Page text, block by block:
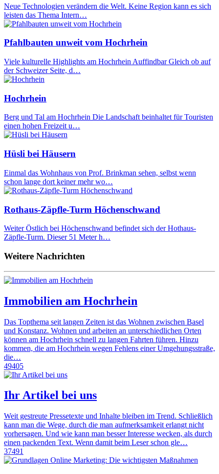
Neue Technologien verändern die Welt. Keine Region kann es sich
leisten das Thema Intern…
Pfahlbauten unweit vom Hochrhein
Viele kulturelle Highlights am Hochrhein Auffindbar Gleich ob auf
der Schweizer Seite, d…
Hochrhein
Berg und Tal am Hochrhein Die Landschaft beinhaltet für Touristen
einen hohen Freizeit u…
Hüsli bei Häusern
Einmal das Wohnhaus von Prof. Brinkman sehen, selbst wenn
schon lange dort keiner mehr wo…
Rothaus-Zäpfle-Turm Höchenschwand
Weiter Östlich bei Höchenschwand befindet sich der Hothaus-
Zäpfle-Turm. Dieser 51 Meter h…
Weitere Nachrichten
Immobilien am Hochrhein
Das Topthema seit langen Zeiten ist das Wohnen zwischen Basel
und Konstanz. Wohnen und arbeiten an unterschiedlichen Orten
können am Hochrhein schnell zu langen Fahrten führen. Hinzu
kommen, die am Hochrhein wegen Fehlens einer Umgehungsstraße,
die…
49405
Ihr Artikel bei uns
Weit gestreute Pressetexte und Inhalte bleiben im Trend. Schließlich
kann man die Wege, durch die man aufmerksamkeit erlangt nicht
vorhersagen. Und wie kann man besser Interesse wecken, als durch
einen packenden Text. Wenn damit beim Leser schon gle…
37491